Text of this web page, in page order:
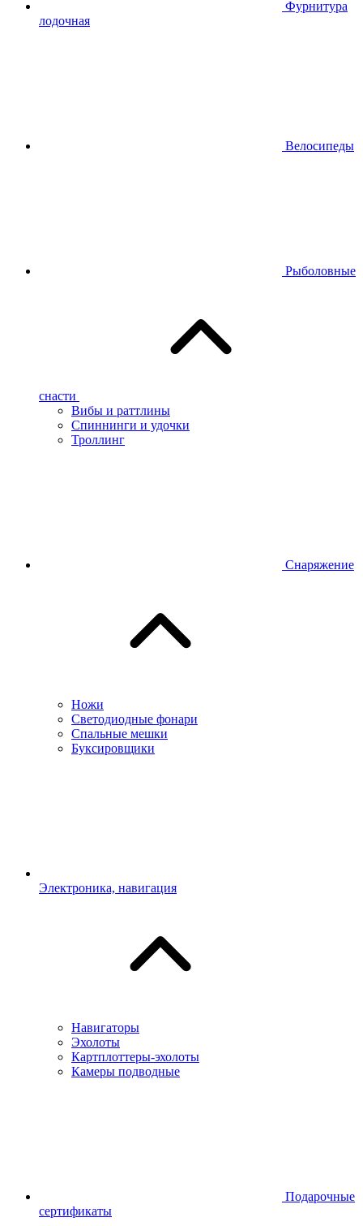
Фурнитура
лодочная
Велосипеды
Рыболовные
снасти
Вибы и раттлины
Спиннинги и удочки
Троллинг
Снаряжение
Ножи
Светодиодные фонари
Спальные мешки
Буксировщики
Электроника, навигация
Навигаторы
Эхолоты
Картплоттеры-эхолоты
Камеры подводные
Подарочные
сертификаты